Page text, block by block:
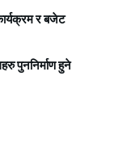
र बजेट
पुननिर्माण हुने